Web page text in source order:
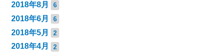
2018年8月 6
2018年6月 6
2018年5月 2
2018年4月 2